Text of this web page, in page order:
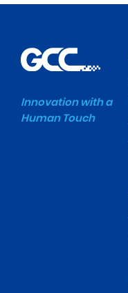
Innovation with a
Human Touch